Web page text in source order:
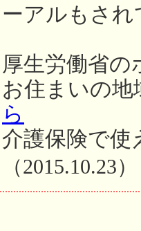
ーアルもされ
厚生労働省の
お住まいの
ら
介護保険で使
（2015.10.23）